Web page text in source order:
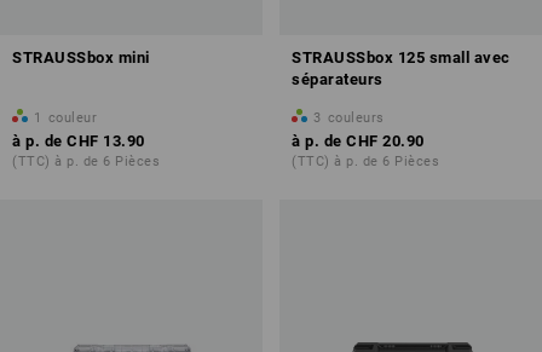
STRAUSSbox mini
1 couleur
à p. de CHF 13.90
(TTC) à p. de 6 Pièces
STRAUSSbox 125 small avec
séparateurs
3 couleurs
à p. de CHF 20.90
(TTC) à p. de 6 Pièces